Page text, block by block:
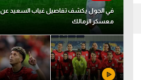
حكايات في الجول
كويز في الجول
فيديو في الجول
في الجول يكشف تفاصيل غياب السعيد عن
معسكر الزمالك